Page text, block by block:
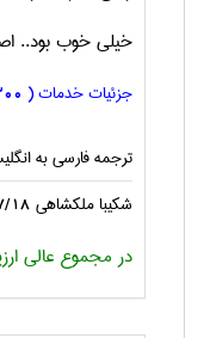
خیلی خوب بود..
جزئیات خدمات (
ترجمه فارسی به
شکیبا ملکشاهی 18
در مجموع عالی